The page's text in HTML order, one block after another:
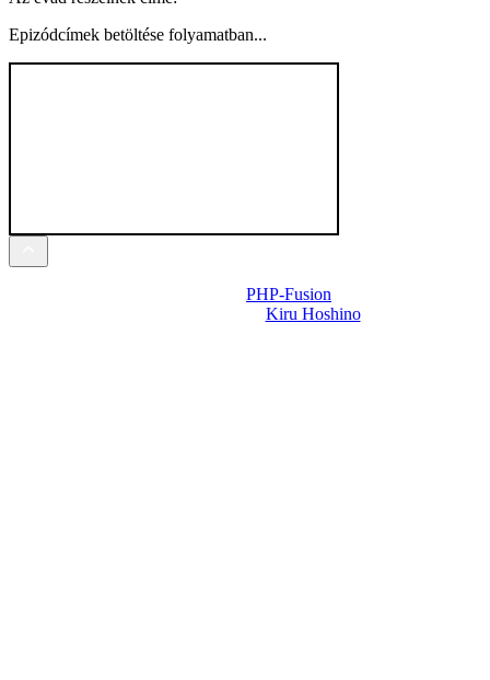
Epizódcímek betöltése folyamatban...
PHP-Fusion
Kiru Hoshino